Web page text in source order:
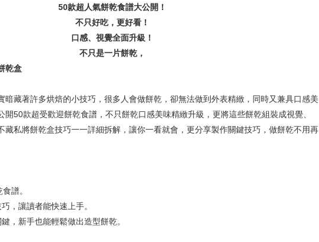
50款超人氣餅乾食譜大公開！
不只好吃，更好看！
口感、視覺全面升級！
不只是一片餅乾，
乾盒
藏著許多烘焙的小技巧，很多人會做餅乾，卻無法做到外表精緻，同時又兼具口感美
開50款超受歡迎餅乾食譜，不只餅乾口感美味精緻升級，更將這些餅乾組裝成視覺、
藏私將餅乾盒技巧一一詳細拆解，讓你一看就會，更分享製作關鍵技巧，做餅乾不用再
譜。
讓讀者能快速上手。
新手也能輕鬆做出造型餅乾。